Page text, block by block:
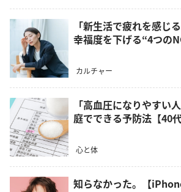
「新生活で疲れを感じ
幸福度を下げる“4つの
カルチャー
「高血圧になりやすい
庭でできる予防法【40
心と体
知らなかった。【